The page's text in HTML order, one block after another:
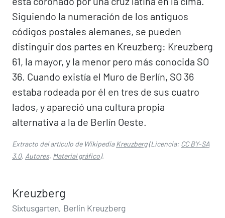
Siguiendo la numeración de los antiguos
códigos postales alemanes, se pueden
distinguir dos partes en Kreuzberg: Kreuzberg
61, la mayor, y la menor pero más conocida SO
36. Cuando existía el Muro de Berlín, SO 36
estaba rodeada por él en tres de sus cuatro
lados, y apareció una cultura propia
alternativa a la de Berlín Oeste.
Extracto del artículo de WikipediaKreuzberg(Licencia: CC BY-SA
3.0, Autores, Material gráfico).
Kreuzberg
Sixtusgarten, Berlín Kreuzberg